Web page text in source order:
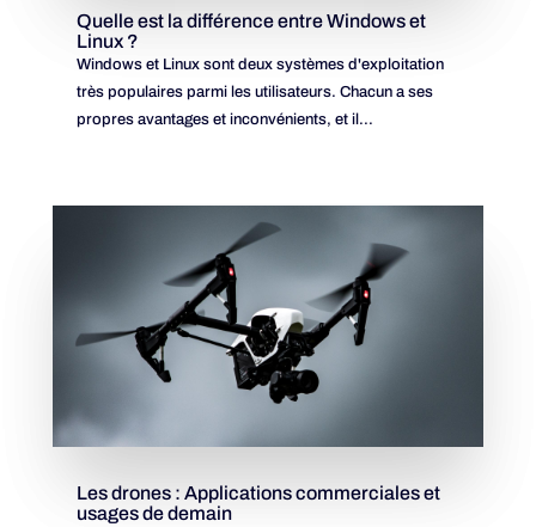
Quelle est la différence entre Windows et
Linux ?
Windows et Linux sont deux systèmes d'exploitation
très populaires parmi les utilisateurs. Chacun a ses
propres avantages et inconvénients, et il...
Les drones : Applications commerciales et
usages de demain